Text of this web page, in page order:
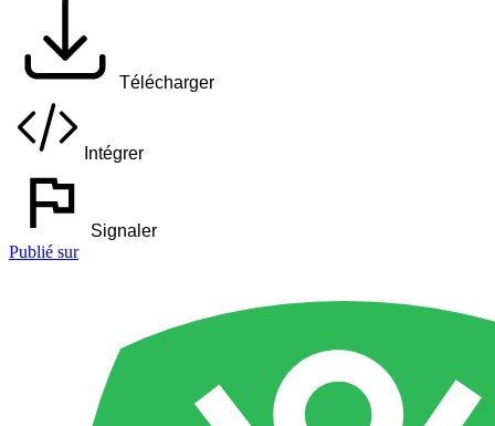
Télécharger
Intégrer
Signaler
Publié sur